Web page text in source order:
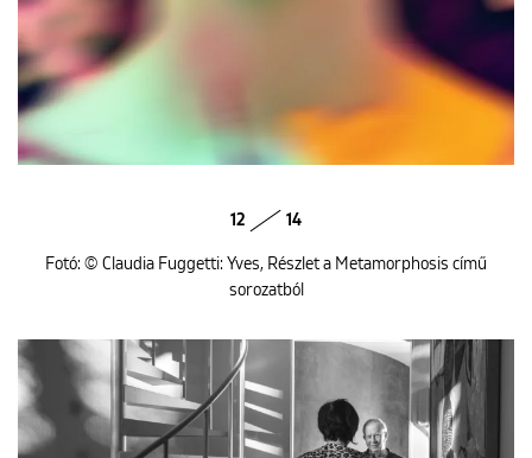
12 14
Fotó: © Claudia Fuggetti: Yves, Részlet a Metamorphosis című
sorozatból